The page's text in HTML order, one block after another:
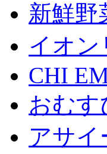
新鮮野
イオン
CHI
おむす
アサイ